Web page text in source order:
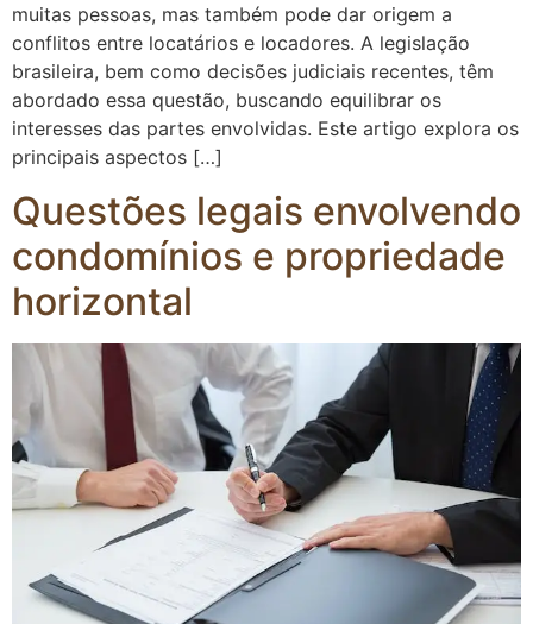
muitas pessoas, mas também pode dar origem a
conflitos entre locatários e locadores. A legislação
brasileira, bem como decisões judiciais recentes, têm
abordado essa questão, buscando equilibrar os
interesses das partes envolvidas. Este artigo explora os
principais aspectos […]
Questões legais envolvendo
condomínios e propriedade
horizontal